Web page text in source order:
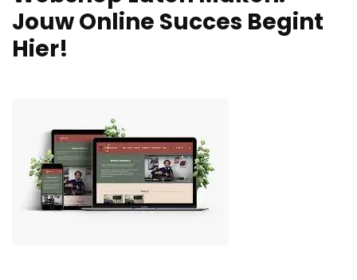
Jouw Online Succes Begint
Hier!